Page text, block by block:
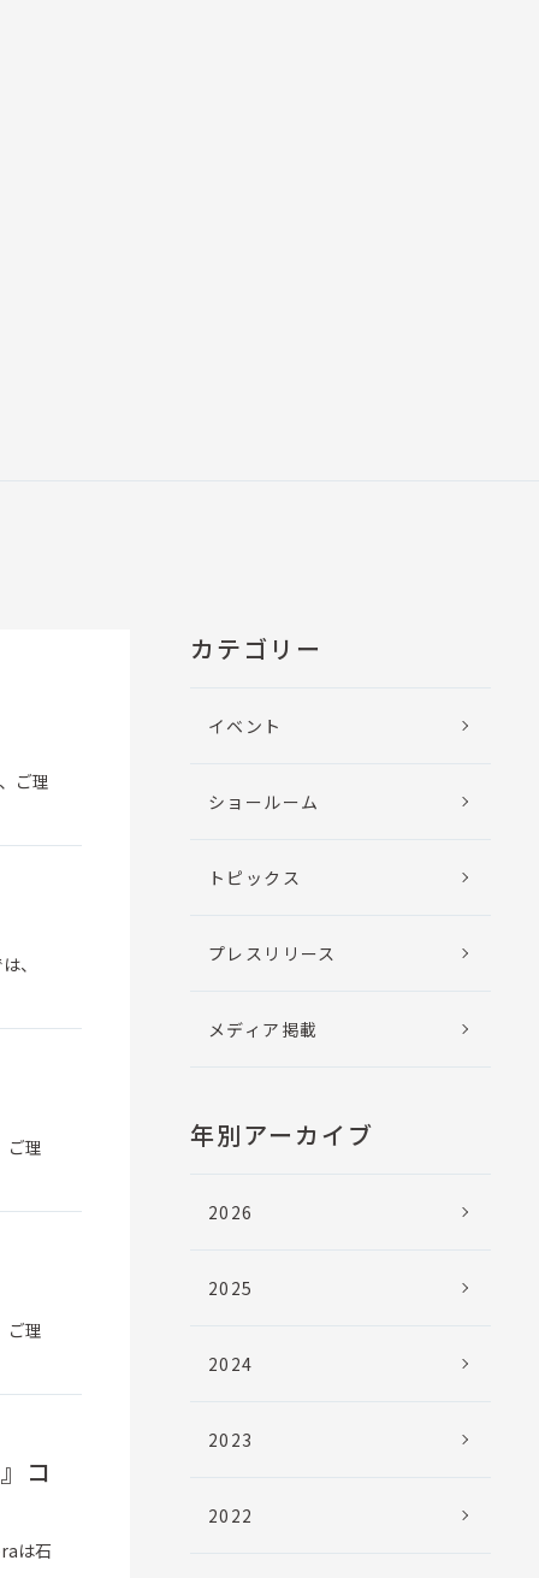
ご理
、
ご理
ご理
コ
は石
カテゴリー
イベント
ショールーム
トピックス
プレスリリース
メディア掲載
年別アーカイブ
2026
2025
2024
2023
2022